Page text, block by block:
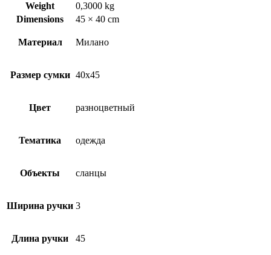
Weight
0,3000 kg
Dimensions
45 × 40 cm
Материал Милано
Размер сумки 40х45
Цвет разноцветный
Тематика одежда
Объекты сланцы
Ширина ручки 3
Длина ручки 45